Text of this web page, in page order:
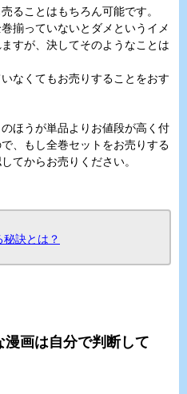
ることはもちろん可能です。
揃っていないとダメというイメ
すが、決してそのようなことは
なくてもお売りすることをおす
ほうが単品よりお値段が高く付
、もし全巻セットをお売りする
てからお売りください。
訣とは？
画は自分で判断して